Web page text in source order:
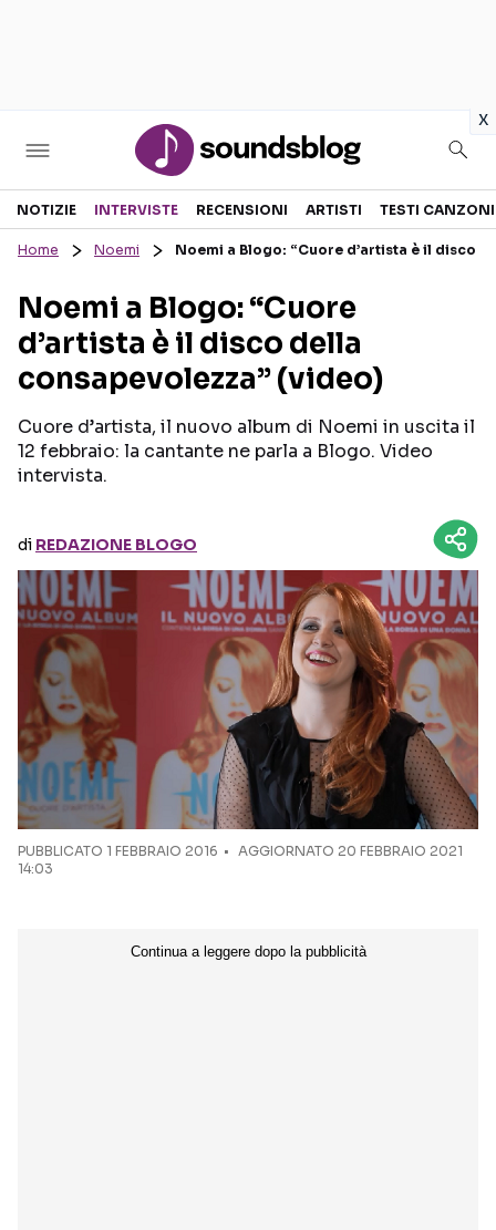
x
Sezioni
RECENSIONI MUSICALI
INTERVISTE
GOSSIP E CURIOSITÀ
TESTI CANZONI
TOUR ED EVENTI
TALENT SHOW
Seguici sui social
NOTIZIE INTERVISTE RECENSIONI ARTISTI TESTI CANZONI
Home Noemi Noemi a Blogo: “Cuore d’artista è il disco
Noemi a Blogo: “Cuore
d’artista è il disco della
consapevolezza” (video)
Cuore d’artista, il nuovo album di Noemi in uscita il
12 febbraio: la cantante ne parla a Blogo. Video
intervista.
di REDAZIONE BLOGO
PUBBLICATO 1 FEBBRAIO 2016
AGGIORNATO 20 FEBBRAIO 2021
14:03